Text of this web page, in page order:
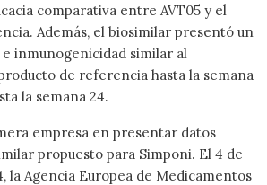
comparativa entre AVT05 y el
Además, el biosimilar presentó un
inmunogenicidad similar al
de referencia hasta la semana
la semana 24.
empresa en presentar datos
propuesto para Simponi. El 4 de
la Agencia Europea de Medicamentos